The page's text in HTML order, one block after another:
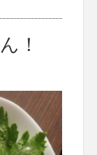
！